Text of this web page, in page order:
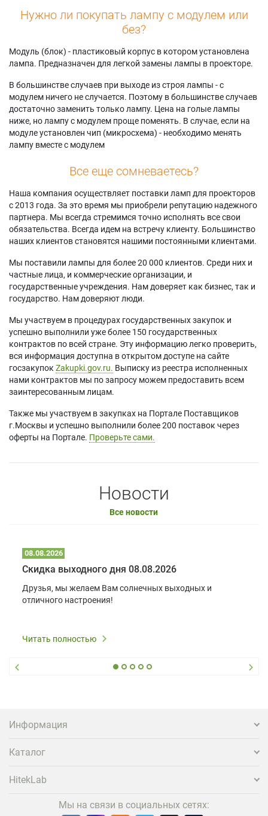
Нужно ли покупать лампу с модулем или
без?
Модуль (блок) - пластиковый корпус в котором установлена
лампа. Предназначен для легкой замены лампы в проекторе.
В большинстве случаев при выходе из строя лампы - с
модулем ничего не случается. Поэтому в большинстве случаев
достаточно заменить только лампу. Цена на голые лампы
ниже, но лампу с модулем проще поменять. В случае, если на
модуле установлен чип (микросхема) - необходимо менять
лампу вместе с модулем
Все еще сомневаетесь?
Наша компания осуществляет поставки ламп для проекторов
с 2013 года. За это время мы приобрели репутацию надежного
партнера. Мы всегда стремимся точно исполнять все свои
обязательства. Всегда идем на встречу клиенту. Большинство
наших клиентов становятся нашими постоянными клиентами.
Мы поставили лампы для более 20 000 клиентов. Среди них и
частные лица, и коммерческие организации, и
государственные учреждения. Нам доверяет как бизнес, так и
государство. Нам доверяют люди.
Мы участвуем в процедурах государственных закупок и
успешно выполнили уже более 150 государственных
контрактов по всей стране. Эту информацию легко проверить,
вся информация доступна в открытом доступе на сайте
госзакупок Zakupki.gov.ru. Выписку из реестра исполненных
нами контрактов мы по запросу можем предоставить всем
заинтересованным лицам.
Также мы участвуем в закупках на Портале Поставщиков
г.Москвы и успешно выполнили более 200 поставок через
оферты на Портале. Проверьте сами.
Новости
Все новости
08.08.2026
Скидка выходного дня 08.08.2026
Друзья, мы желаем Вам солнечных выходных и
отличного настроения!
Читать полностью
Информация
Каталог
HitekLab
Мы на связи в социальных сетях: